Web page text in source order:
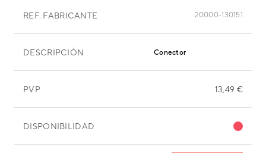
REF. FABRICANTE 20000-130151
DESCRIPCIÓN Conector
PVP 13,49 €
DISPONIBILIDAD